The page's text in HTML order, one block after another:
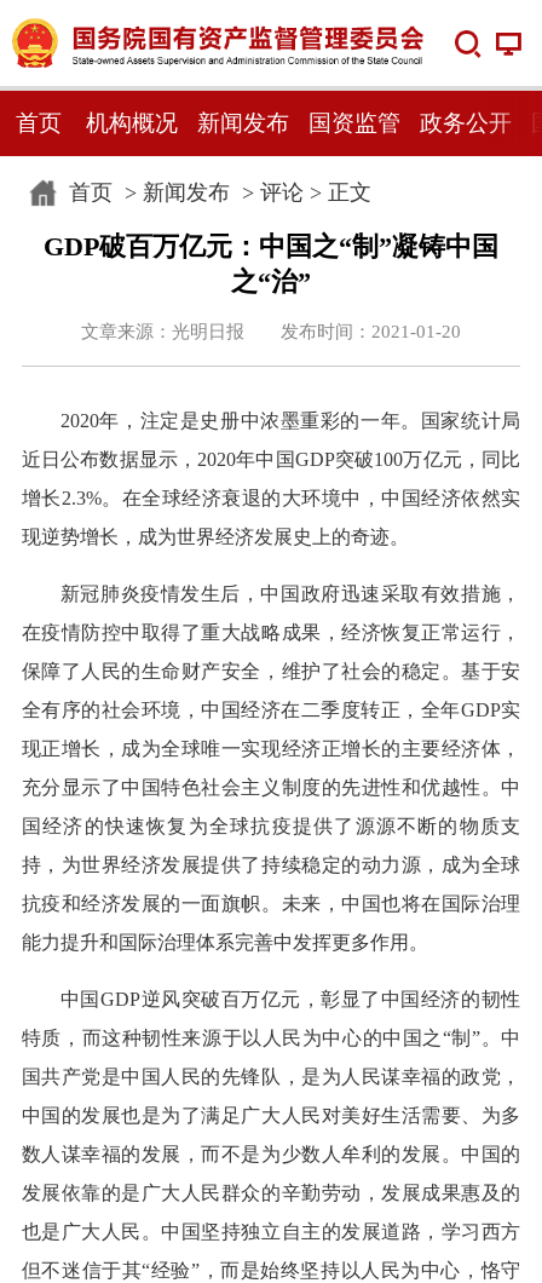
首页 机构概况 新闻发布 国资监管 政务公开
首页> 新闻发布> 评论 > 正文
GDP破百万亿元：中国之“制”凝铸中国
之“治”
文章来源：光明日报 发布时间：2021-01-20
2020年，注定是史册中浓墨重彩的一年。国家统计局
近日公布数据显示，2020年中国GDP突破100万亿元，同比
增长2.3%。在全球经济衰退的大环境中，中国经济依然实
现逆势增长，成为世界经济发展史上的奇迹。
新冠肺炎疫情发生后，中国政府迅速采取有效措施，
在疫情防控中取得了重大战略成果，经济恢复正常运行，
保障了人民的生命财产安全，维护了社会的稳定。基于安
全有序的社会环境，中国经济在二季度转正，全年GDP实
现正增长，成为全球唯一实现经济正增长的主要经济体，
充分显示了中国特色社会主义制度的先进性和优越性。中
国经济的快速恢复为全球抗疫提供了源源不断的物质支
持，为世界经济发展提供了持续稳定的动力源，成为全球
抗疫和经济发展的一面旗帜。未来，中国也将在国际治理
能力提升和国际治理体系完善中发挥更多作用。
中国GDP逆风突破百万亿元，彰显了中国经济的韧性
特质，而这种韧性来源于以人民为中心的中国之“制”。中
国共产党是中国人民的先锋队，是为人民谋幸福的政党，
中国的发展也是为了满足广大人民对美好生活需要、为多
数人谋幸福的发展，而不是为少数人牟利的发展。中国的
发展依靠的是广大人民群众的辛勤劳动，发展成果惠及的
也是广大人民。中国坚持独立自主的发展道路，学习西方
但不迷信于其“经验”，而是始终坚持以人民为中心，恪守